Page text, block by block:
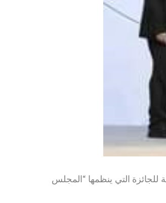
من (500) كيلوواط، وذلك في الدورة الثالثة للجائزة التي ينظمها “المجلس